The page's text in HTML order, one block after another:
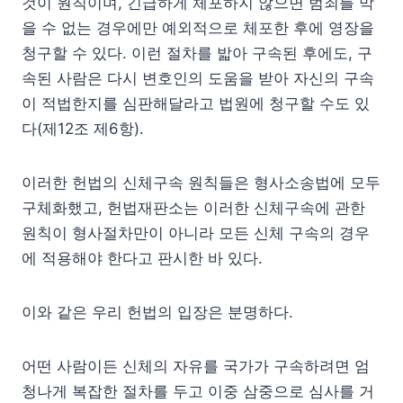
을 수 없는 경우에만 예외적으로 체포한 후에 영장을
청구할 수 있다. 이런 절차를 밟아 구속된 후에도, 구
속된 사람은 다시 변호인의 도움을 받아 자신의 구속
이 적법한지를 심판해달라고 법원에 청구할 수도 있
다(제12조 제6항).
이러한 헌법의 신체구속 원칙들은 형사소송법에 모두
구체화했고, 헌법재판소는 이러한 신체구속에 관한
원칙이 형사절차만이 아니라 모든 신체 구속의 경우
에 적용해야 한다고 판시한 바 있다.
이와 같은 우리 헌법의 입장은 분명하다.
어떤 사람이든 신체의 자유를 국가가 구속하려면 엄
청나게 복잡한 절차를 두고 이중 삼중으로 심사를 거